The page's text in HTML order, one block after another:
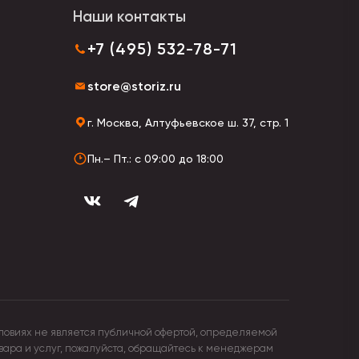
Наши контакты
+7 (495) 532-78-71
store@storiz.ru
г. Москва, Алтуфьевское ш. 37, стр. 1
Пн.– Пт.: с 09:00 до 18:00
не является публичной офертой, определяемой
и услуг, пожалуйста, обращайтесь к менеджерам